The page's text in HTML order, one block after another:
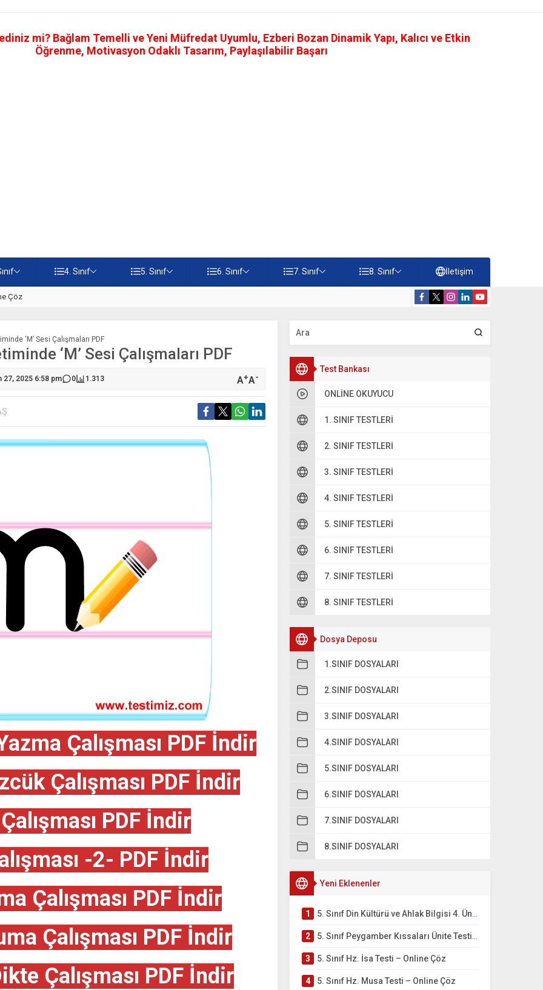
mi? Bağlam Temelli ve Yeni Müfredat Uyumlu, Ezberi Bozan Dinamik Yapı, Kalıcı ve Etkin
Öğrenme, Motivasyon Odaklı Tasarım, Paylaşılabilir Başarı
4. Sınıf 5. Sınıf 6. Sınıf 7. Sınıf 8. Sınıf İletişim
Çöz
Test Bankası
ONLINE OKUYUCU
1. SINIF TESTLERI
2. SINIF TESTLERI
3. SINIF TESTLERI
4. SINIF TESTLERI
5. SINIF TESTLERI
6. SINIF TESTLERI
7. SINIF TESTLERI
8. SINIF TESTLERI
Dosya Deposu
1.SINIF DOSYALARI
2.SINIF DOSYALARI
3.SINIF DOSYALARI
4.SINIF DOSYALARI
5.SINIF DOSYALARI
6.SINIF DOSYALARI
7.SINIF DOSYALARI
8.SINIF DOSYALARI
Yeni Eklenenler
1 5. Sınıf Din Kültürü ve Ahlak Bilgisi 4. Ünite: Peygamber Kıssaları Çalışmaları
2 5. Sınıf Peygamber Kıssaları Ünite Testi – Online Çöz
3 5. Sınıf Hz. İsa Testi – Online Çöz
4 5. Sınıf Hz. Musa Testi – Online Çöz
‘M’ Sesi Çalışmaları PDF
‘M’ Sesi Çalışmaları PDF
27, 2025 6:58 pm 0 1.313 A+A-
Çalışması PDF İndir
Çalışması PDF İndir
PDF İndir
-2- PDF İndir
Çalışması PDF İndir
Çalışması PDF İndir
Çalışması PDF İndir